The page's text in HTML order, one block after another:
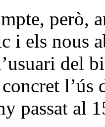
però,
i els nous
del
passat al